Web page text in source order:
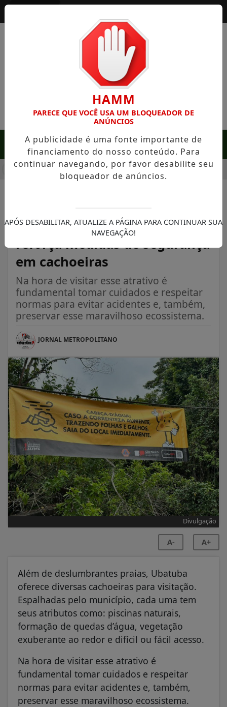
MENU
SERRA NEGRA: FAZENDA COM 488 HECTARES UNE ALTA
UBATUBA - Defesa Civil
reforça medidas de segurança
em cachoeiras
Na hora de visitar esse atrativo é
fundamental tomar cuidados e respeitar
normas para evitar acidentes e, também,
preservar esse maravilhoso ecossistema.
JORNAL METROPOLITANO
Divulgação
A- A+
Além de deslumbrantes praias, Ubatuba
oferece diversas cachoeiras para visitação.
Espalhadas pelo município, cada uma tem
seus atributos como: piscinas naturais,
formação de quedas d’água, vegetação
exuberante ao redor e difícil ou fácil acesso.
Na hora de visitar esse atrativo é
fundamental tomar cuidados e respeitar
normas para evitar acidentes e, também,
preservar esse maravilhoso ecossistema.
HAMM
PARECE QUE VOCÊ USA UM BLOQUEADOR DE
ANÚNCIOS
A publicidade é uma fonte importante de
financiamento do nosso conteúdo. Para
continuar navegando, por favor desabilite seu
bloqueador de anúncios.
APÓS DESABILITAR, ATUALIZE A PÁGINA PARA CONTINUAR SUA
NAVEGAÇÃO!